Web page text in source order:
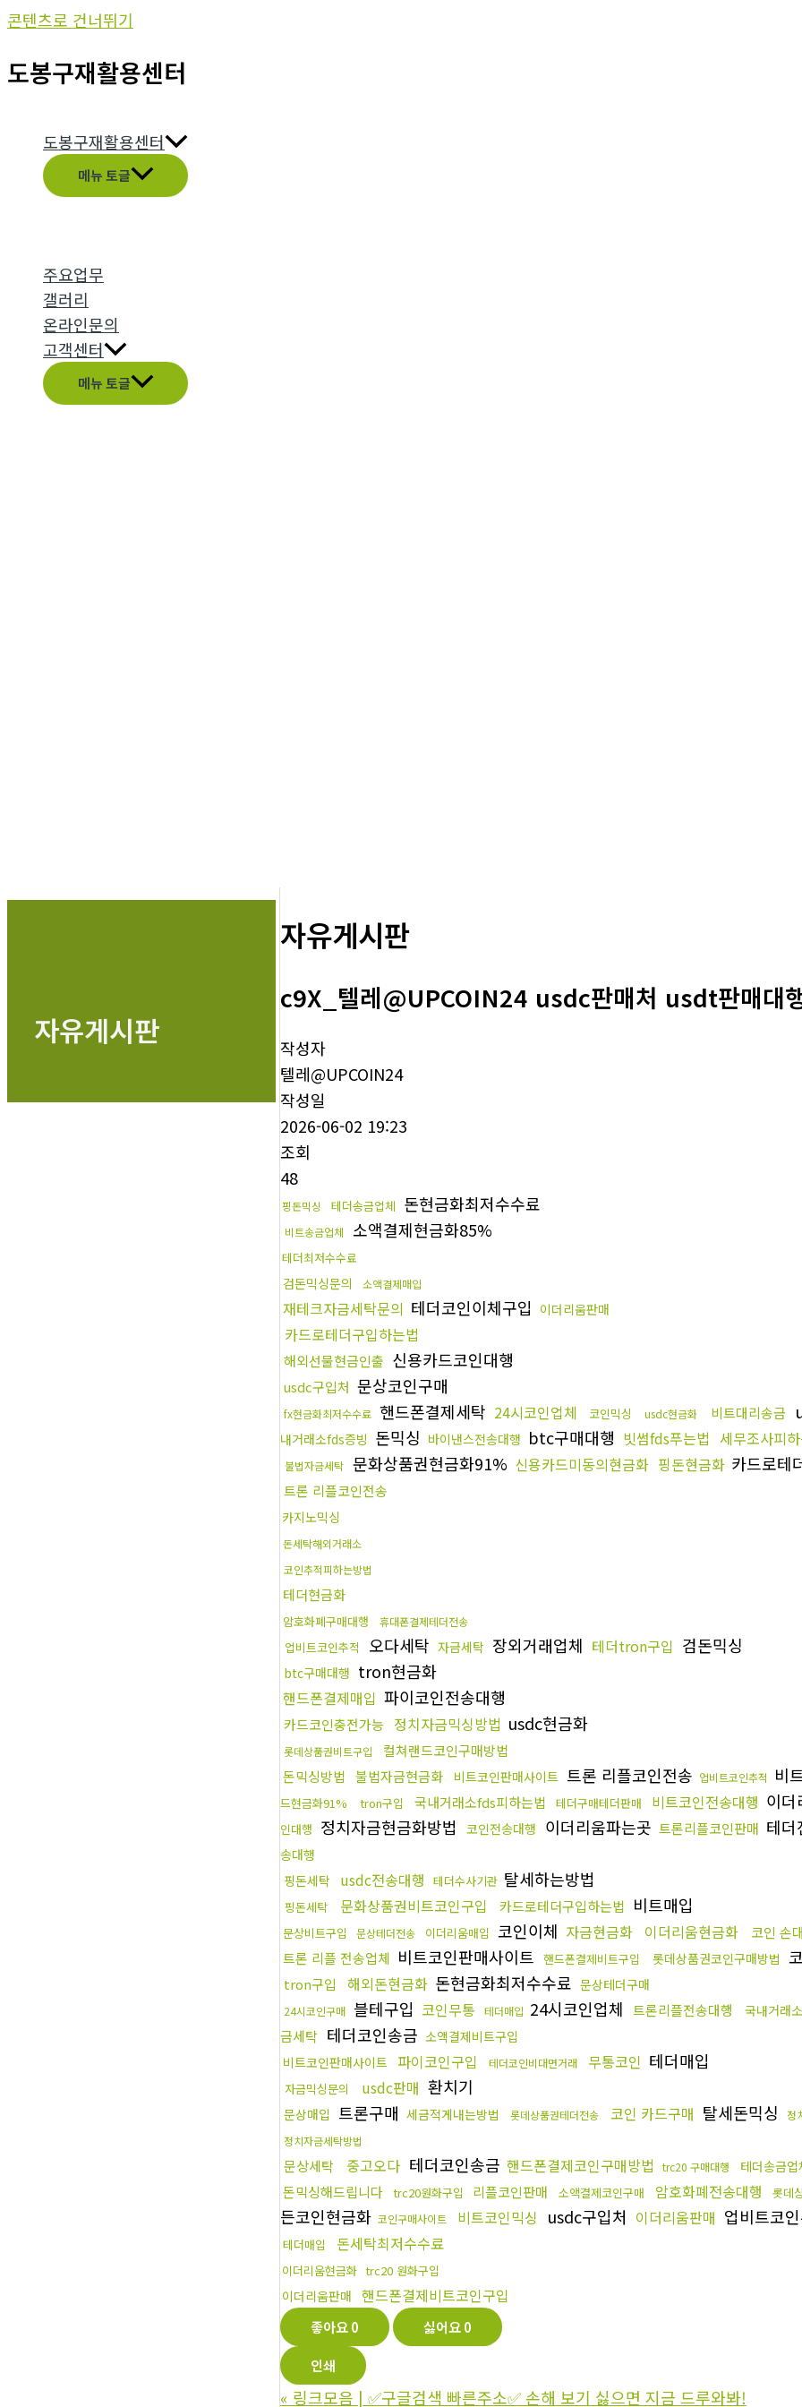
콘텐츠로 건너뛰기
도봉구재활용센터
도봉구재활용센터
메뉴 토글
주요업무
갤러리
온라인문의
고객센터
메뉴 토글
자유게시판
자유게시판
c9X_텔레@UPCOIN24 usdc판매처 usdt판매대
작성자
텔레@UPCOIN24
작성일
2026-06-02 19:23
조회
48
핑돈믹싱 테더송금업체 돈현금화최저수수료
비트송금업체 소액결제현금화85%
테더최저수수료
검돈믹싱문의 소액결제매입
재테크자금세탁문의 테더코인이체구입 이더리움판매
카드로테더구입하는법
해외선물현금인출 신용카드코인대행
usdc구입처 문상코인구매
fx현금화최저수수료 핸드폰결제세탁 24시코인업체 코인믹싱 usdc현금화 비트대리송금
내거래소fds증빙 돈믹싱 바이낸스전송대행 btc구매대행 빗썸fds푸는법 세무조사피
불법자금세탁 문화상품권현금화91% 신용카드미동의현금화 핑돈현금화 카드로테
트론 리플코인전송
카지노믹싱
돈세탁해외거래소
코인추적피하는방법
테더현금화
암호화폐구매대행 휴대폰결제테더전송
업비트코인추적 오다세탁 자금세탁 장외거래업체 테더tron구입 검돈믹싱
btc구매대행 tron현금화
핸드폰결제매입 파이코인전송대행
카드코인충전가능 정치자금믹싱방법 usdc현금화
롯데상품권비트구입
컬쳐랜드코인구매방법
돈믹싱방법 불법자금현금화 비트코인판매사이트 트론 리플코인전송 업비트코인추적 비
드현금화91% tron구입 국내거래소fds피하는법 테더구매테더판매 비트코인전송대행 이
인대행 정치자금현금화방법 코인전송대행 이더리움파는곳 트론리플코인판매 테
송대행
핑돈세탁
usdc전송대행 테더수사기관 탈세하는방법
핑돈세탁 문화상품권비트코인구입 카드로테더구입하는법 비트매입
문상비트구입 문상테더전송 이더리움매입 코인이체 자금현금화 이더리움현금화
코인 손
트론 리플 전송업체 비트코인판매사이트 핸드폰결제비트구입 롯데상품권코인구매방법
tron구입 해외돈현금화 돈현금화최저수수료 문상테더구매
24시코인구매 블테구입 코인무통 테더매입 24시코인업체 트론리플전송대행 국내거래
금세탁 테더코인송금 소액결제비트구입
비트코인판매사이트 파이코인구입 테더코인비대면거래 무통코인 테더매입
자금믹싱문의 usdc판매 환치기
문상매입 트론구매 세금적게내는방법 롯데상품권테더전송 코인 카드구매 탈세돈믹싱
정
정치자금세탁방법
문상세탁 중고오다 테더코인송금 핸드폰결제코인구매방법 trc20 구매대행 테더송금업
돈믹싱해드립니다 trc20원화구입 리플코인판매 소액결제코인구매 암호화폐전송대행 롯데
든코인현금화 코인구매사이트 비트코인믹싱 usdc구입처 이더리움판매 업비트코
테더매입 돈세탁최저수수료
이더리움현금화 trc20 원화구입
이더리움판매 핸드폰결제비트코인구입
좋아요0 싫어요0
인쇄
« 링크모음 | ✅구글검색 빠른주소✅ 손해 보기 싫으면 지금 드루와봐!